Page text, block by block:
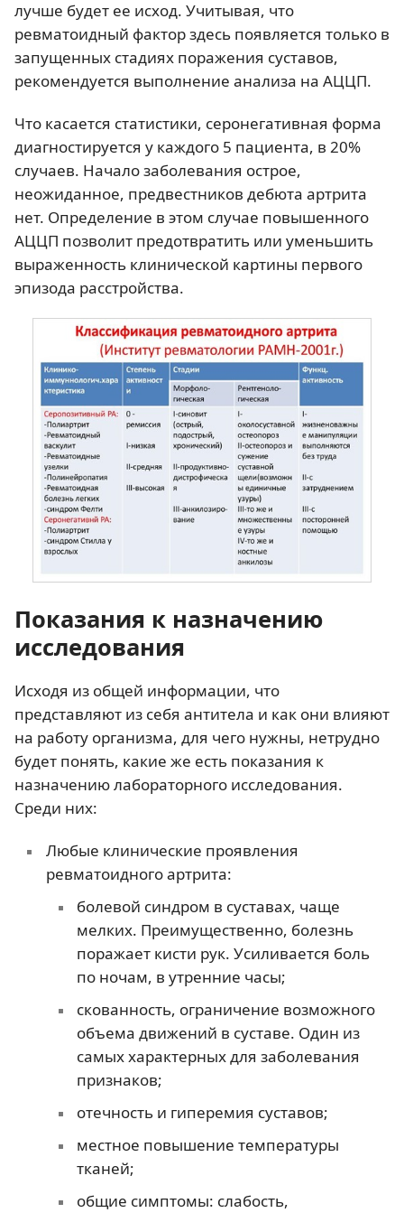
лучше будет ее исход. Учитывая, что
ревматоидный фактор здесь появляется только в
запущенных стадиях поражения суставов,
рекомендуется выполнение анализа на АЦЦП.
Что касается статистики, серонегативная форма
диагностируется у каждого 5 пациента, в 20%
случаев. Начало заболевания острое,
неожиданное, предвестников дебюта артрита
нет. Определение в этом случае повышенного
АЦЦП позволит предотвратить или уменьшить
выраженность клинической картины первого
эпизода расстройства.
Показания к назначению
исследования
Исходя из общей информации, что
представляют из себя антитела и как они влияют
на работу организма, для чего нужны, нетрудно
будет понять, какие же есть показания к
назначению лабораторного исследования.
Среди них:
Любые клинические проявления
ревматоидного артрита:
болевой синдром в суставах, чаще
мелких. Преимущественно, болезнь
поражает кисти рук. Усиливается боль
по ночам, в утренние часы;
скованность, ограничение возможного
объема движений в суставе. Один из
самых характерных для заболевания
признаков;
отечность и гиперемия суставов;
местное повышение температуры
тканей;
общие симптомы: слабость,